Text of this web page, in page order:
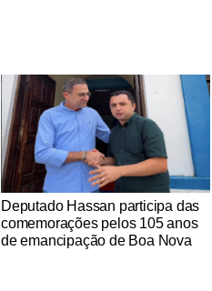
Notícias Católicas
Deputado Hassan participa das
comemorações pelos 105 anos
de emancipação de Boa Nova